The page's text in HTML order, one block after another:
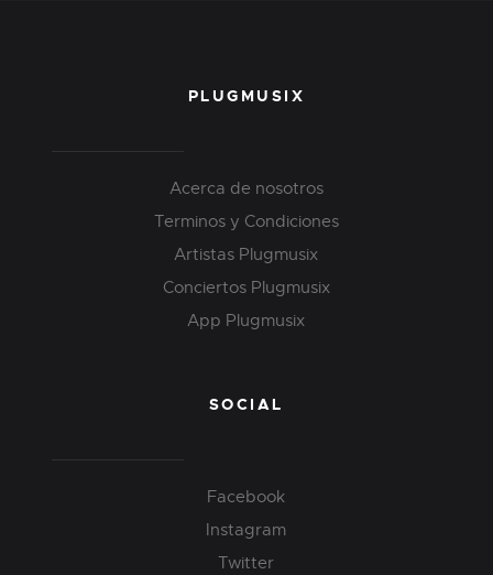
PLUGMUSIX
Acerca de nosotros
Terminos y Condiciones
Artistas Plugmusix
Conciertos Plugmusix
App Plugmusix
SOCIAL
Facebook
Instagram
Twitter